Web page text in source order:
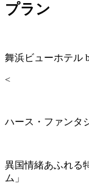
プラン
舞浜ビューホテル
<
ハース・ファンタ
異国情緒あふれる
ム」